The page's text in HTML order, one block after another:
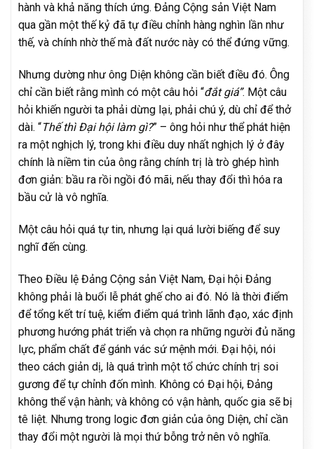
hành và khả năng thích ứng. Đảng Cộng sản Việt Nam
qua gần một thế kỷ đã tự điều chỉnh hàng nghìn lần như
thế, và chính nhờ thế mà đất nước này có thể đứng vững.
Nhưng dường như ông Diện không cần biết điều đó. Ông
chỉ cần biết rằng mình có một câu hỏi “đắt giá”. Một câu
hỏi khiến người ta phải dừng lại, phải chú ý, dù chỉ để thở
dài. “Thế thì Đại hội làm gì?” – ông hỏi như thể phát hiện
ra một nghịch lý, trong khi điều duy nhất nghịch lý ở đây
chính là niềm tin của ông rằng chính trị là trò ghép hình
đơn giản: bầu ra rồi ngồi đó mãi, nếu thay đổi thì hóa ra
bầu cử là vô nghĩa.
Một câu hỏi quá tự tin, nhưng lại quá lười biếng để suy
nghĩ đến cùng.
Theo Điều lệ Đảng Cộng sản Việt Nam, Đại hội Đảng
không phải là buổi lễ phát ghế cho ai đó. Nó là thời điểm
để tổng kết trí tuệ, kiểm điểm quá trình lãnh đạo, xác định
phương hướng phát triển và chọn ra những người đủ năng
lực, phẩm chất để gánh vác sứ mệnh mới. Đại hội, nói
theo cách giản dị, là quá trình một tổ chức chính trị soi
gương để tự chỉnh đốn mình. Không có Đại hội, Đảng
không thể vận hành; và không có vận hành, quốc gia sẽ bị
tê liệt. Nhưng trong logic đơn giản của ông Diện, chỉ cần
thay đổi một người là mọi thứ bỗng trở nên vô nghĩa.